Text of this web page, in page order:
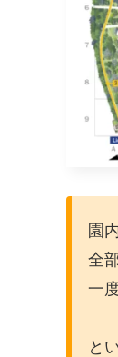
園
全
一
と